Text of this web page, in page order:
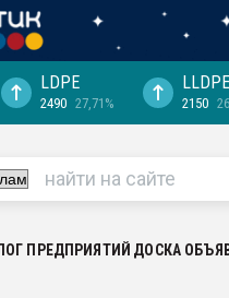
LDPE
2490 27,71%
LLDPE
2150
ПРЕДПРИЯТИЙ ДОСКА